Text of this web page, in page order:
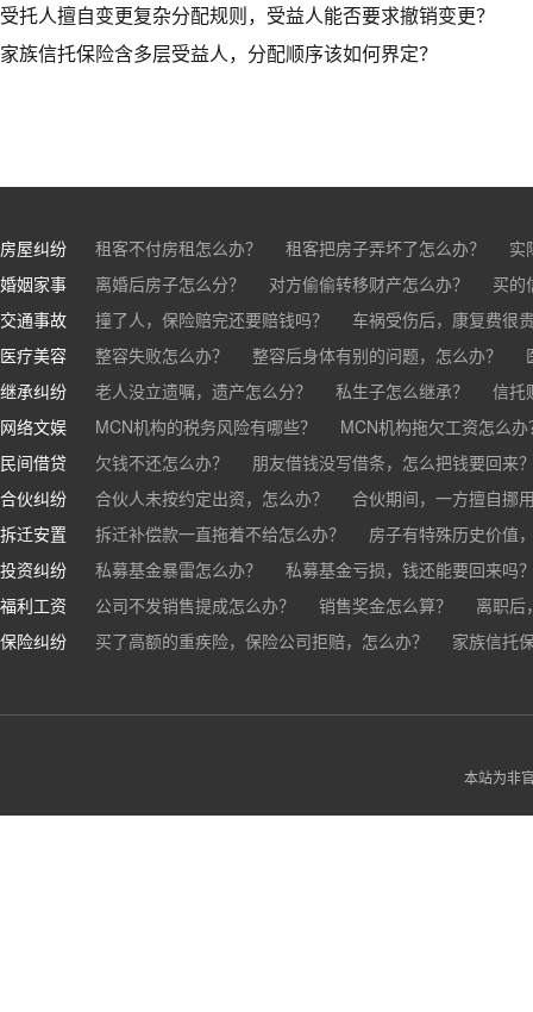
受托人擅自变更复杂分配规则，受益人能否要求撤销变更？
家族信托保险含多层受益人，分配顺序该如何界定？
房屋纠纷 租客不付房租怎么办？ 租客把房子弄坏了怎么办？
实
房东不退押金怎么办？
买房的定金能退吗？ 买的房子
婚姻家事 离婚后房子怎么分？ 对方偷偷转移财产怎么办？
买的
离婚了公司股权怎么处理？
离婚后财产怎么分？
交通事故 撞了人，保险赔完还要赔钱吗？
车祸受伤后，康复费很
交通事故中，医保和对方赔偿能同时拿吗？
车祸导致人
医疗美容 整容失败怎么办？ 整容后身体有别的问题，怎么办？
医美机构宣传的与实际结果不符怎么办？
医疗事故怎么
医疗器械出问题，怎么办？
继承纠纷 老人没立遗嘱，遗产怎么分？ 私生子怎么继承？
信托
基金怎么继承？
股票怎么继承？
网络文娱 MCN机构的税务风险有哪些？
MCN机构拖欠工资怎么办
抖音账号归谁？
民间借贷 欠钱不还怎么办？
朋友借钱没写借条，怎么把钱要回来
帮人担保借款，对方不还，我要承担全部责任吗？
合伙纠纷 合伙人未按约定出资，怎么办？
合伙期间，一方擅自挪
和合伙人有矛盾，怎么办？
拆迁安置 拆迁补偿款一直拖着不给怎么办？
房子有特殊历史价值
投资纠纷
私募基金暴雷怎么办？
私募基金亏损，钱还能要回来吗
福利工资
公司不发销售提成怎么办？ 销售奖金怎么算？
离职后
销售目标未完成，公司有权不发提成和奖金吗？
公司变
保险纠纷 买了高额的重疾险，保险公司拒赔，怎么办？
家族信托
本站为非